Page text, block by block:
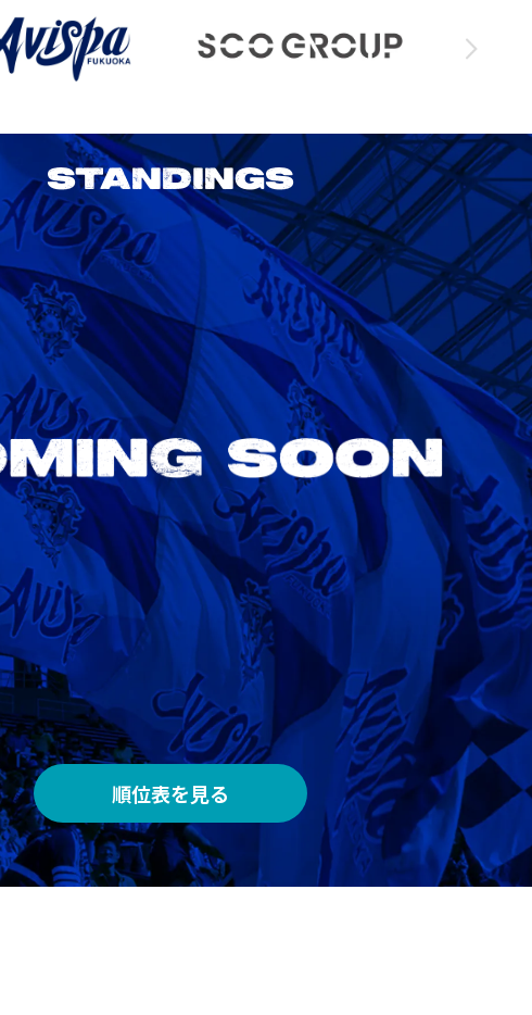
2026/27 明治安田J1リーグ 第3節
アビスパ福岡 vs 鹿島アントラーズ
8/22Sat. 18:00
VS
AWAY
メルカリスタジアム
STANDINGS
順位表を見る